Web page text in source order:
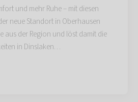
und mehr Ruhe – mit diesen
neue Standort in Oberhausen
aus der Region und löst damit die
in Dinslaken…